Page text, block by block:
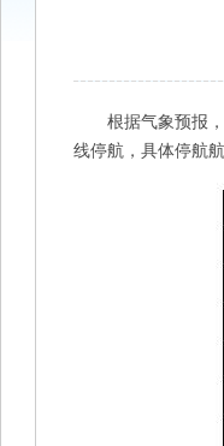
根据气象预报，
线停航，具体停航